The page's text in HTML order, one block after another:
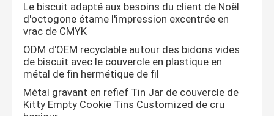
Biscuit Tin Can
Sucrerie Tin Can
Bougie Tin Can
Le biscuit adapté aux besoins du client de Noël
d'octogone étame l'impression excentrée en
vrac de CMYK
ODM d'OEM recyclable autour des bidons vides
de biscuit avec le couvercle en plastique en
métal de fin hermétique de fil
Métal gravant en refief Tin Jar de couvercle de
Kitty Empty Cookie Tins Customized de cru